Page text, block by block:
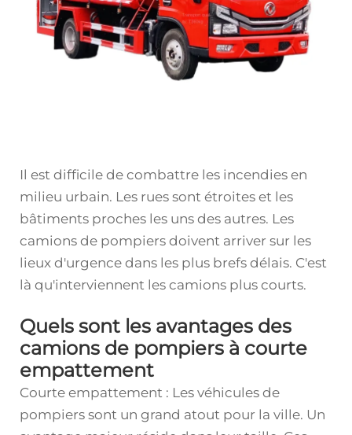
Il est difficile de combattre les incendies en
milieu urbain. Les rues sont étroites et les
bâtiments proches les uns des autres. Les
camions de pompiers doivent arriver sur les
lieux d'urgence dans les plus brefs délais. C'est
là qu'interviennent les camions plus courts.
Quels sont les avantages des
camions de pompiers à courte
empattement
Courte empattement : Les véhicules de
pompiers sont un grand atout pour la ville. Un